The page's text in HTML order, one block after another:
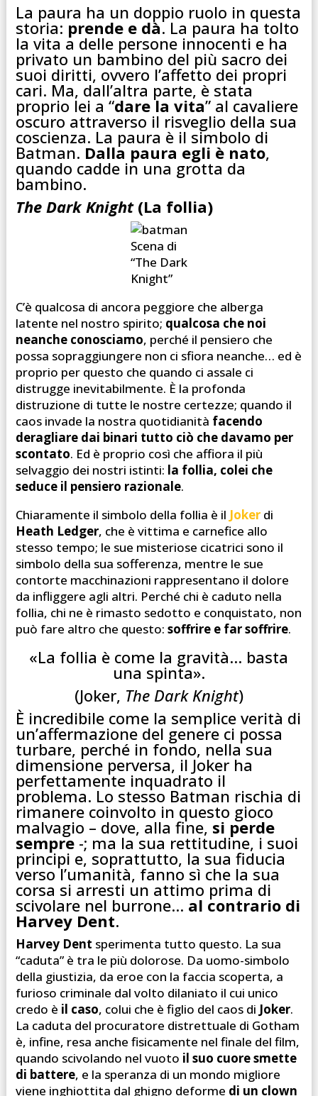
La paura ha un doppio ruolo in questa
storia: prende e dà. La paura ha tolto
la vita a delle persone innocenti e ha
privato un bambino del più sacro dei
suoi diritti, ovvero l’affetto dei propri
cari. Ma, dall’altra parte, è stata
proprio lei a “dare la vita” al cavaliere
oscuro attraverso il risveglio della sua
coscienza. La paura è il simbolo di
Batman. Dalla paura egli è nato,
quando cadde in una grotta da
bambino.
The Dark Knight(La follia)
Scena di
“The Dark
Knight”
C’è qualcosa di ancora peggiore che alberga
latente nel nostro spirito; qualcosa che noi
neanche conosciamo, perché il pensiero che
possa sopraggiungere non ci sfiora neanche… ed è
proprio per questo che quando ci assale ci
distrugge inevitabilmente. È la profonda
distruzione di tutte le nostre certezze; quando il
caos invade la nostra quotidianità facendo
deragliare dai binari tutto ciò che davamo per
scontato. Ed è proprio così che affiora il più
selvaggio dei nostri istinti: la follia, colei che
seduce il pensiero razionale.
Chiaramente il simbolo della follia è il Jokerdi
Heath Ledger, che è vittima e carnefice allo
stesso tempo; le sue misteriose cicatrici sono il
simbolo della sua sofferenza, mentre le sue
contorte macchinazioni rappresentano il dolore
da infliggere agli altri. Perché chi è caduto nella
follia, chi ne è rimasto sedotto e conquistato, non
può fare altro che questo: soffrire e far soffrire.
«La follia è come la gravità… basta
una spinta».
(Joker, The Dark Knight)
È incredibile come la semplice verità di
un’affermazione del genere ci possa
turbare, perché in fondo, nella sua
dimensione perversa, il Joker ha
perfettamente inquadrato il
problema. Lo stesso Batman rischia di
rimanere coinvolto in questo gioco
malvagio – dove, alla fine, si perde
sempre-; ma la sua rettitudine, i suoi
principi e, soprattutto, la sua fiducia
verso l’umanità, fanno sì che la sua
corsa si arresti un attimo prima di
scivolare nel burrone… al contrario di
Harvey Dent.
Harvey Dent sperimenta tutto questo. La sua
“caduta” è tra le più dolorose. Da uomo-simbolo
della giustizia, da eroe con la faccia scoperta, a
furioso criminale dal volto dilaniato il cui unico
credo è il caso, colui che è figlio del caos di Joker.
La caduta del procuratore distrettuale di Gotham
è, infine, resa anche fisicamente nel finale del film,
quando scivolando nel vuoto il suo cuore smette
di battere, e la speranza di un mondo migliore
viene inghiottita dal ghigno deforme di un clown